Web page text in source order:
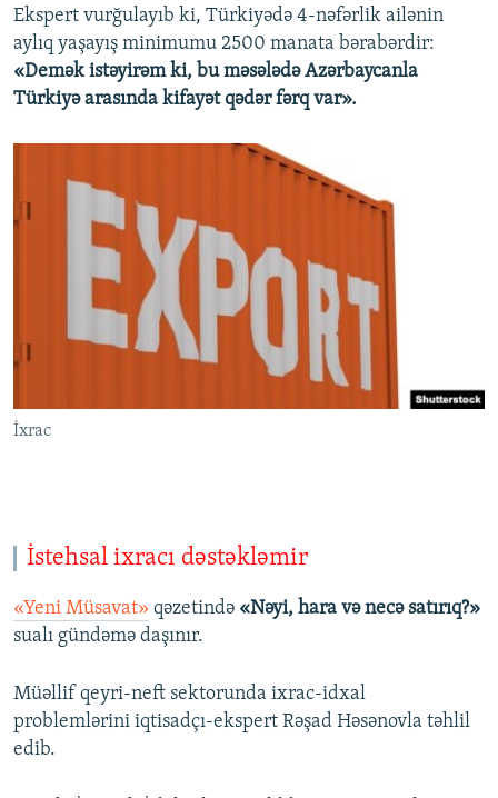
Ekspert vurğulayıb ki, Türkiyədə 4-nəfərlik ailənin
aylıq yaşayış minimumu 2500 manata bərabərdir:
«Demək istəyirəm ki, bu məsələdə Azərbaycanla
Türkiyə arasında kifayət qədər fərq var».
İxrac
İstehsal ixracı dəstəkləmir
«Yeni Müsavat» qəzetində «Nəyi, hara və necə satırıq?»
sualı gündəmə daşınır.
Müəllif qeyri-neft sektorunda ixrac-idxal
problemlərini iqtisadçı-ekspert Rəşad Həsənovla təhlil
edib.